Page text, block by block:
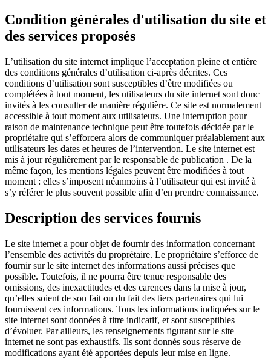
Condition générales d'utilisation du site et
des services proposés
L’utilisation du site internet implique l’acceptation pleine et entière
des conditions générales d’utilisation ci-après décrites. Ces
conditions d’utilisation sont susceptibles d’être modifiées ou
complétées à tout moment, les utilisateurs du site internet sont donc
invités à les consulter de manière régulière. Ce site est normalement
accessible à tout moment aux utilisateurs. Une interruption pour
raison de maintenance technique peut être toutefois décidée par le
propriétaire qui s’efforcera alors de communiquer préalablement aux
utilisateurs les dates et heures de l’intervention. Le site internet est
mis à jour régulièrement par le responsable de publication . De la
même façon, les mentions légales peuvent être modifiées à tout
moment : elles s’imposent néanmoins à l’utilisateur qui est invité à
s’y référer le plus souvent possible afin d’en prendre connaissance.
Description des services fournis
Le site internet a pour objet de fournir des information concernant
l’ensemble des activités du proprétaire. Le propriétaire s’efforce de
fournir sur le site internet des informations aussi précises que
possible. Toutefois, il ne pourra être tenue responsable des
omissions, des inexactitudes et des carences dans la mise à jour,
qu’elles soient de son fait ou du fait des tiers partenaires qui lui
fournissent ces informations. Tous les informations indiquées sur le
site internet sont données à titre indicatif, et sont susceptibles
d’évoluer. Par ailleurs, les renseignements figurant sur le site
internet ne sont pas exhaustifs. Ils sont donnés sous réserve de
modifications ayant été apportées depuis leur mise en ligne.